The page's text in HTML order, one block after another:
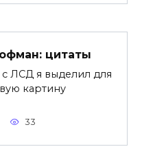
цитаты
ЛСД я выделил для
картину
33